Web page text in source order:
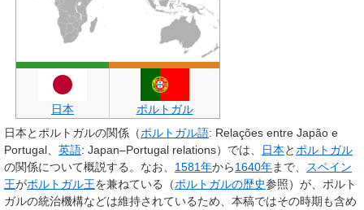
日本
ポルトガル
日本とポルトガルの関係 （ポルトガル語: Relações entre Japão e
Portugal
英語: Japan–Portugal relations）では、 日本と ポルトガル
の関係について概説する。なお、 1581年から1640年まで、
スペイン
王がポルトガル王を兼ねている（ポルトガルの歴史参照）が、ポルト
ガルの統治機構などは維持されているため、本稿ではその時期も含め